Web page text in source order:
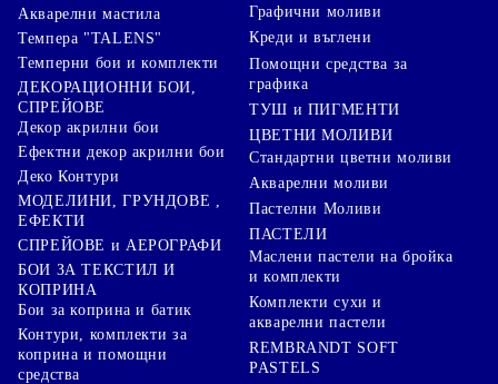
Акварелни мастила
Темпера "TALENS"
Темперни бои и комплекти
ДЕКОРАЦИОННИ БОИ,
СПРЕЙОВЕ
Декор акрилни бои
Ефектни декор акрилни бои
Деко Контури
МОДЕЛИНИ, ГРУНДОВЕ ,
ЕФЕКТИ
СПРЕЙОВЕ и АЕРОГРАФИ
БОИ ЗА ТЕКСТИЛ И
КОПРИНА
Бои за коприна и батик
Контури, комплекти за
коприна и помощни
средства
Графични моливи
Креди и въглени
Помощни средства за
графика
ТУШ и ПИГМЕНТИ
ЦВЕТНИ МОЛИВИ
Стандартни цветни моливи
Акварелни моливи
Пастелни Моливи
ПАСТЕЛИ
Маслени пастели на бройка
и комплекти
Комплекти сухи и
акварелни пастели
REMBRANDT SOFT
PASTELS